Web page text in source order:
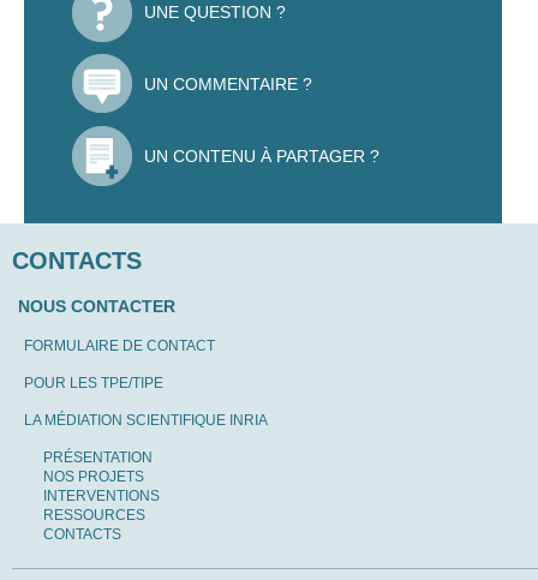
UNE QUESTION ?
UN COMMENTAIRE ?
UN CONTENU À PARTAGER ?
CONTACTS
NOUS CONTACTER
FORMULAIRE DE CONTACT
POUR LES TPE/TIPE
LA MÉDIATION SCIENTIFIQUE INRIA
PRÉSENTATION
NOS PROJETS
INTERVENTIONS
RESSOURCES
CONTACTS